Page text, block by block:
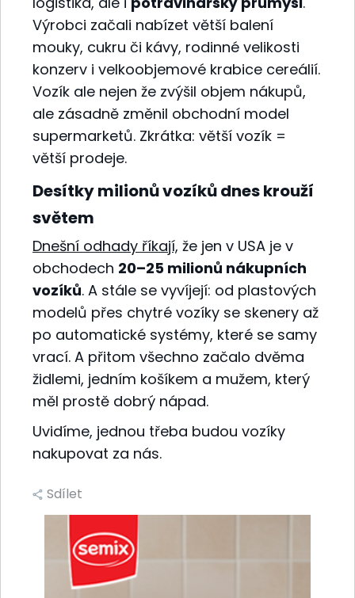
Výrobci začali nabízet větší balení
mouky, cukru či kávy, rodinné velikosti
konzerv i velkoobjemové krabice cereálií.
Vozík ale nejen že zvýšil objem nákupů,
ale zásadně změnil obchodní model
supermarketů. Zkrátka: větší vozík =
větší prodeje.
Desítky milionů vozíků dnes krouží
světem
Dnešní odhady říkají, že jen v USA je v
obchodech 20–25 milionů nákupních
vozíků. A stále se vyvíjejí: od plastových
modelů přes chytré vozíky se skenery až
po automatické systémy, které se samy
vrací. A přitom všechno začalo dvěma
židlemi, jedním košíkem a mužem, který
měl prostě dobrý nápad.
Uvidíme, jednou třeba budou vozíky
nakupovat za nás.
Sdílet